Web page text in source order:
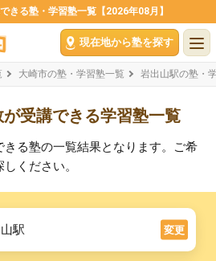
きる塾・学習塾一覧【2026年08月】
現在地から塾を探す
大崎市の塾・学習塾一覧 岩出山駅の塾・
受講できる学習塾一覧
る塾の一覧結果となります。ご希
ください。
駅 変更